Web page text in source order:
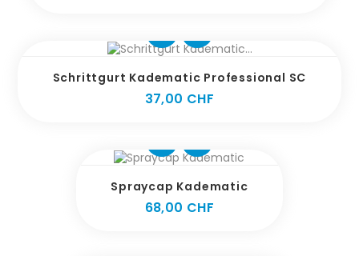
Schrittgurt Kadematic Professional SC
37,00 CHF
Spraycap Kadematic
68,00 CHF